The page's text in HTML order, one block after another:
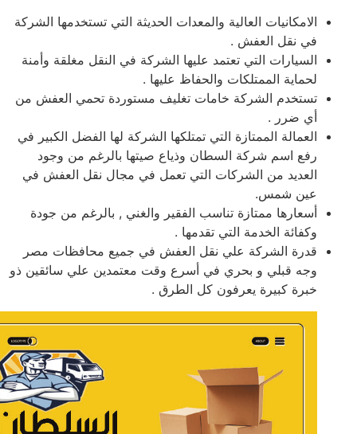
الامكانيات العالية والمعدات الحديثة التي تستخدمها الشركة
في نقل العفش .
السيارات التي تعتمد عليها الشركة في النقل مغلقة وأمنة
لحماية الممتلكات والحفاظ عليها .
تستخدم الشركة خامات تغليف مستوردة تحمي العفش من
أي ضرر .
العمالة الممتازة التي تمتلكها الشركة لها الفضل الكبير في
رفع اسم شركة السطان وذياع صيتها بالرغم من وجود
العديد من الشركات التي تعمل في مجال نقل العفش في
عين شمس.
أسعارها ممتازة تناسب الفقير والغني , بالرغم من جودة
وكفائة الخدمة التي تقدمها .
قدرة الشركة علي نقل العفش في جميع محافظات مصر
وجه قبلي و بحري في أسرع وقت معتمدين علي سائقين ذو
خبرة كبيرة يعرفون كل الطرق .